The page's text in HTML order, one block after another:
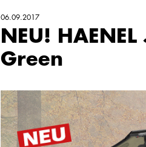
06.09.2017
NEU!
Green